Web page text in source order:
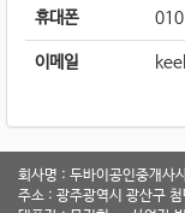
휴대폰
이메일
회사명 : 두바이공인중개사
주소 : 광주광역시 광산구